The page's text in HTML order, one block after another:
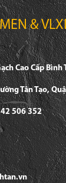
&
Cao Cấp Bình
Tân Tạo,
506 352